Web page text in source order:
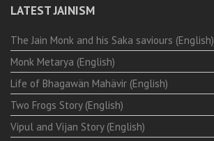
LATEST JAINISM
The Jain Monk and his Saka saviours (English)
Monk Metarya (English)
Life of Bhagawän Mahävir (English)
Two Frogs Story (English)
Vipul and Vijan Story (English)